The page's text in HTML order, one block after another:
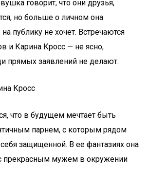
говорит, что они друзья,
но больше о личном она
публику не хочет. Встречаются
и Карина Кросс — не ясно,
прямых заявлений не делают.
Кросс
что в будущем мечтает быть
парнем, с которым рядом
защищенной. В ее фантазиях она
прекрасным мужем в окружении